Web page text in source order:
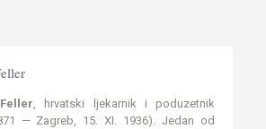
, hrvatski ljekarnik i poduzetnik
— Zagreb, 15. XI. 1936). Jedan od